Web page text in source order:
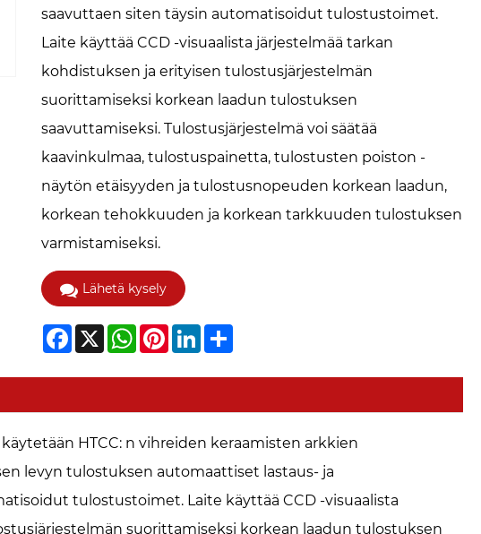
saavuttaen siten täysin automatisoidut tulostustoimet.
Laite käyttää CCD -visuaalista järjestelmää tarkan
kohdistuksen ja erityisen tulostusjärjestelmän
suorittamiseksi korkean laadun tulostuksen
saavuttamiseksi. Tulostusjärjestelmä voi säätää
kaavinkulmaa, tulostuspainetta, tulostusten poiston -
näytön etäisyyden ja tulostusnopeuden korkean laadun,
korkean tehokkuuden ja korkean tarkkuuden tulostuksen
varmistamiseksi.
Lähetä kysely
Facebook
X WhatsAppPinterestLinkedInShare
HTCC: n vihreiden keraamisten arkkien
levyn tulostuksen automaattiset lastaus- ja
tulostustoimet. Laite käyttää CCD -visuaalista
suorittamiseksi korkean laadun tulostuksen